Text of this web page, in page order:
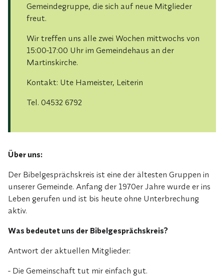
Gemeindegruppe, die sich auf neue Mitglieder
freut.
Wir treffen uns alle zwei Wochen mittwochs von
15:00-17:00 Uhr im Gemeindehaus an der
Martinskirche.
Kontakt: Ute Hameister, Leiterin
Tel. 04532 6792
Über uns:
Der Bibel­gesprächskreis ist eine der ältesten Gruppen in
unserer Gemeinde. Anfang der 1970er Jahre wurde er ins
Le­ben gerufen und ist bis heute ohne Unterbrechung
aktiv.
Was bedeutet uns der Bibelgesprächskreis?
Antwort der aktuellen Mitglieder:
- Die Gemeinschaft tut mir einfach gut.